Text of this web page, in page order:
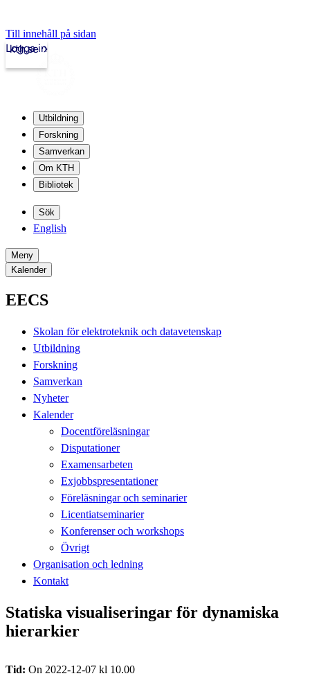
Till innehåll på sidan
kth.se
Logga in
Utbildning
Forskning
Samverkan
Om KTH
Bibliotek
Sök
English
Meny
Kalender
EECS
Skolan för elektroteknik och datavetenskap
Utbildning
Forskning
Samverkan
Nyheter
Kalender
Docentföreläsningar
Disputationer
Examensarbeten
Exjobbspresentationer
Föreläsningar och seminarier
Licentiatseminarier
Konferenser och workshops
Övrigt
Organisation och ledning
Kontakt
Statiska visualiseringar för dynamiska
hierarkier
Tid: On 2022-12-07 kl 10.00